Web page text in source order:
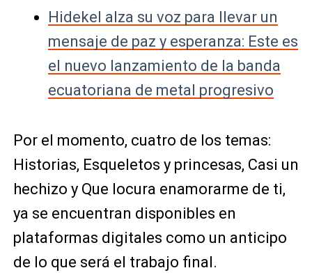
Hidekel alza su voz para llevar un
mensaje de paz y esperanza: Este es
el nuevo lanzamiento de la banda
ecuatoriana de metal progresivo
Por el momento, cuatro de los temas:
Historias, Esqueletos y princesas, Casi un
hechizo y Que locura enamorarme de ti,
ya se encuentran disponibles en
plataformas digitales como un anticipo
de lo que será el trabajo final.